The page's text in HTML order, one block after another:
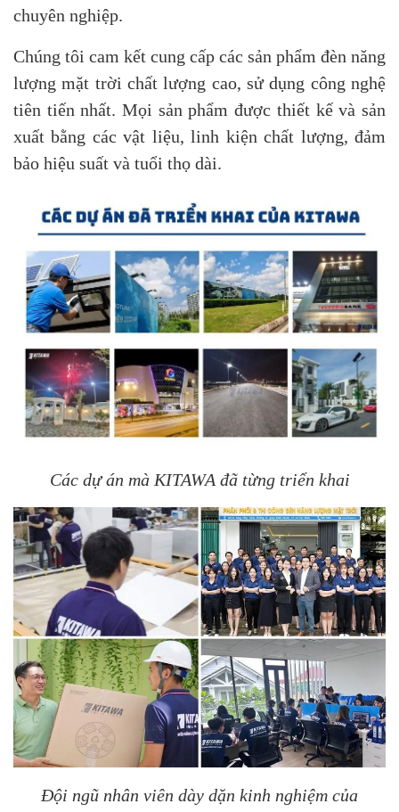
chuyên nghiệp.
Chúng tôi cam kết cung cấp các sản phẩm đèn năng
lượng mặt trời chất lượng cao, sử dụng công nghệ
tiên tiến nhất. Mọi sản phẩm được thiết kế và sản
xuất bằng các vật liệu, linh kiện chất lượng, đảm
bảo hiệu suất và tuổi thọ dài.
Các dự án mà KITAWA đã từng triển khai
Đội ngũ nhân viên dày dặn kinh nghiệm của